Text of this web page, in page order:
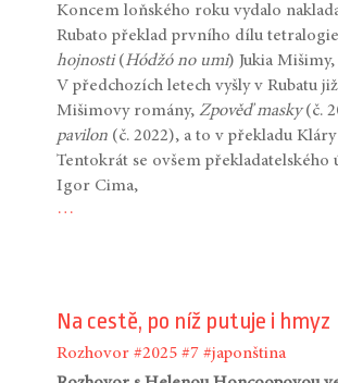
Koncem loňského roku vydalo
Rubato překlad prvního dílu
hojnosti(Hódžó no umi) Jukia Mišimy,
V předchozích letech vyšly v Rubatu
Mišimovy romány, Zpověď masky(č.
pavilon (č. 2022), a to v překladu
Tentokrát se ovšem překladatelského
Igor Cima,
…
Na cestě, po níž putuje i hmyz
Rozhovor #2025 #7 #japonština